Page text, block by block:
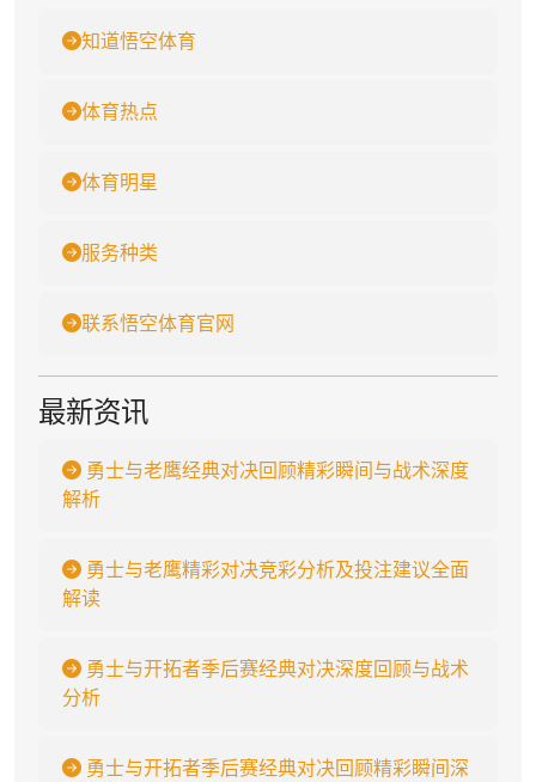
知道悟空体育
体育热点
体育明星
服务种类
联系悟空体育官网
最新资讯
勇士与老鹰经典对决回顾精彩瞬间与战术深度
解析
勇士与老鹰精彩对决竞彩分析及投注建议全面
解读
勇士与开拓者季后赛经典对决深度回顾与战术
分析
勇士与开拓者季后赛经典对决回顾精彩瞬间深